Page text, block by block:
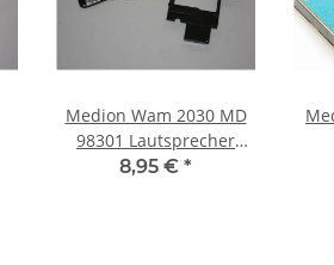
Medion Wam 2030 MD
98301 Lautsprecher
Soundspeaker #3399
8,95 € *